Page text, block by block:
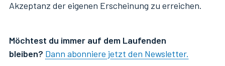
Akzeptanz der eigenen Erscheinung zu erreichen.
Möchtest du immer auf dem Laufenden
bleiben? Dann abonniere jetzt den Newsletter.